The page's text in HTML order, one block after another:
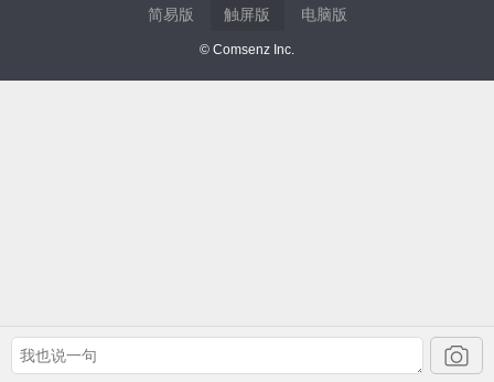
简易版 触屏版 电脑版
© Comsenz Inc.